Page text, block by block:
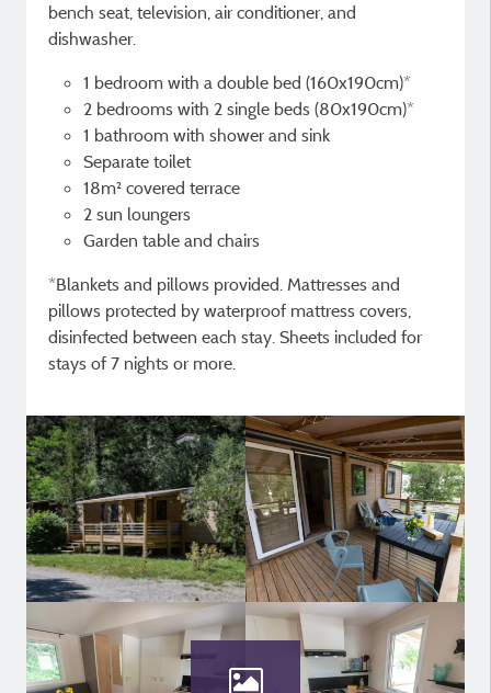
bench seat, television, air conditioner, and
dishwasher.
1 bedroom with a double bed (160x190cm)*
2 bedrooms with 2 single beds (80x190cm)*
1 bathroom with shower and sink
Separate toilet
18m² covered terrace
2 sun loungers
Garden table and chairs
*Blankets and pillows provided. Mattresses and
pillows protected by waterproof mattress covers,
disinfected between each stay. Sheets included for
stays of 7 nights or more.